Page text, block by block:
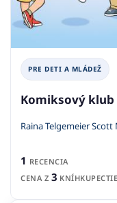
PRE DETI A MLÁDEŽ
Komiksový klub
Raina Telgemeier Scott
1 RECENCIA
CENA Z 3